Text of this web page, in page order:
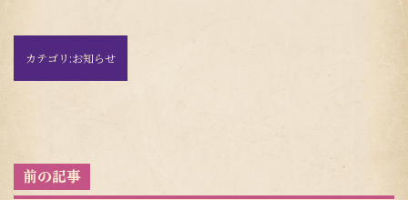
カテゴリ:お知らせ
投
稿